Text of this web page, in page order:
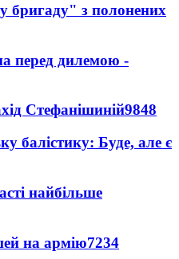
бригаду" з полонених
перед дилемою -
Стефанішиній9848
балістику: Буде, але є
найбільше
на армію7234